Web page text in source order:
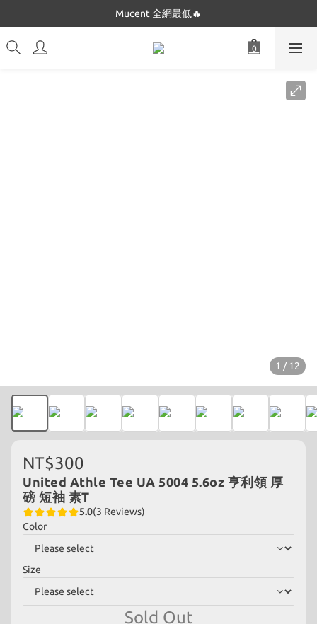
Dickies 最低$280起🔥
Mucent 全網最低🔥
Dickies 最低$280起🔥
1 / 12
NT$300
United Athle Tee UA 5004 5.6oz 亨利領 厚
磅 短袖 素T
5.0(3 Reviews)
Color
Size
Sold Out